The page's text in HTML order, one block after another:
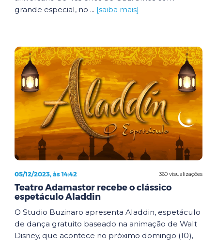
grande especial, no ... [saiba mais]
360 visualizações
05/12/2023, às 14:42
Teatro Adamastor recebe o clássico
espetáculo Aladdin
O Studio Buzinaro apresenta Aladdin, espetáculo
de dança gratuito baseado na animação de Walt
Disney, que acontece no próximo domingo (10),